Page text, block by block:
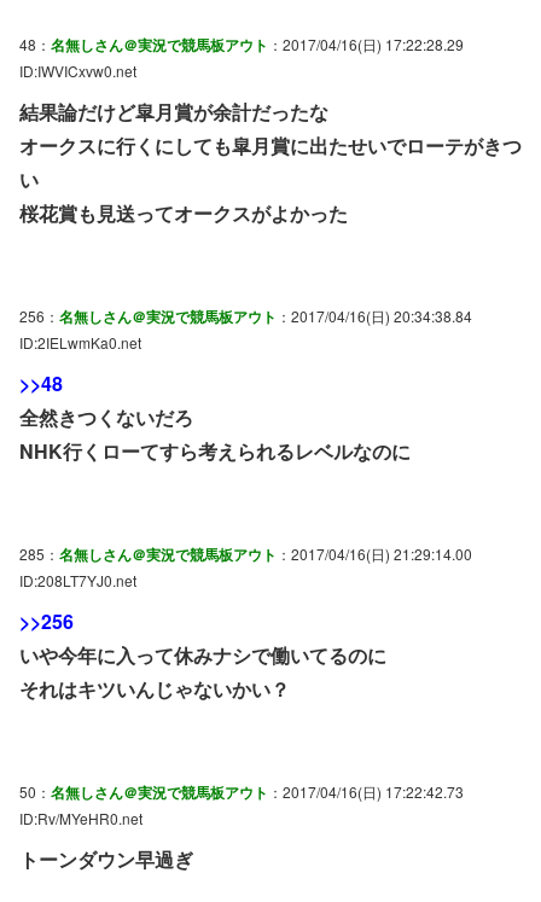
48： 名無しさん＠実況で競馬板アウト ：2017/04/16(日) 17:22:28.29
ID:IWVICxvw0.net
結果論だけど皐月賞が余計だったな
オークスに行くにしても皐月賞に出たせいでローテがきつ
い
桜花賞も見送ってオークスがよかった
256： 名無しさん＠実況で競馬板アウト ：2017/04/16(日) 20:34:38.84
ID:2IELwmKa0.net
>>48
全然きつくないだろ
NHK行くローてすら考えられるレベルなのに
285： 名無しさん＠実況で競馬板アウト ：2017/04/16(日) 21:29:14.00
ID:208LT7YJ0.net
>>256
いや今年に入って休みナシで働いてるのに
それはキツいんじゃないかい？
50： 名無しさん＠実況で競馬板アウト ：2017/04/16(日) 17:22:42.73
ID:Rv/MYeHR0.net
トーンダウン早過ぎ